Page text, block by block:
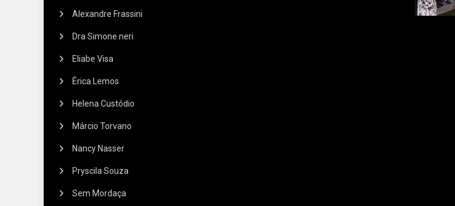
Alexandre Frassini
Dra Simone neri
Eliabe Visa
Érica Lemos
Helena Custódio
Márcio Torvano
Nancy Nasser
Pryscila Souza
Sem Mordaça